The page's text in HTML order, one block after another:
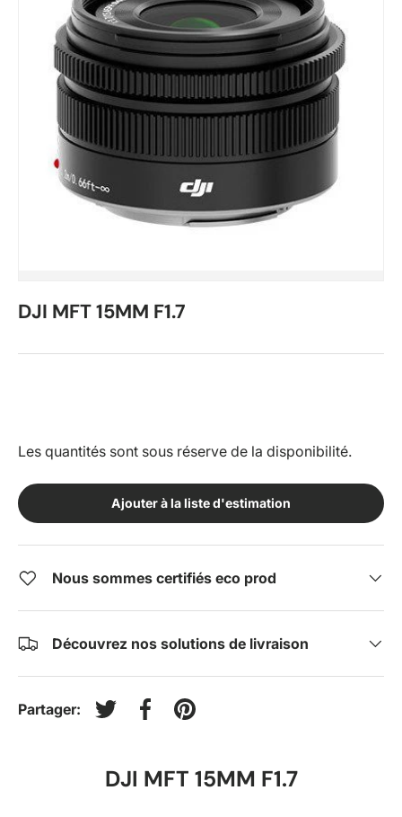
DJI MFT 15MM F1.7
Les quantités sont sous réserve de la disponibilité.
Ajouter à la liste d'estimation
Nous sommes certifiés eco prod
Découvrez nos solutions de livraison
Partager:
Tweeter sur Twitter
Partager sur Facebook
Épingler sur Pinterest
DJI MFT 15MM F1.7